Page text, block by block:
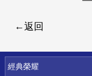
返回
快速連結
經典榮耀